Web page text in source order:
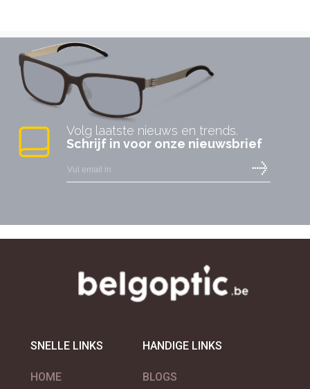
Volg laatste nieuws en trends.
Schrijf in voor onze nieuwsbrief
SNELLE LINKS
HOME
HANDIGE LINKS
BLOGS